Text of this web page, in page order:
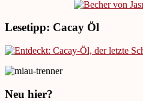
Lesetipp: Cacay Öl
Neu hier?